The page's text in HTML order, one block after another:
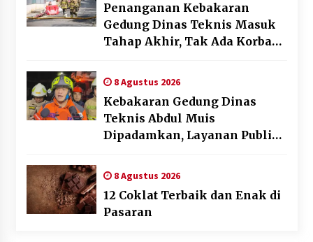
Penanganan Kebakaran
Gedung Dinas Teknis Masuk
Tahap Akhir, Tak Ada Korban
8 Agustus 2026
Kebakaran Gedung Dinas
Teknis Abdul Muis
Dipadamkan, Layanan Publik
8 Agustus 2026
12 Coklat Terbaik dan Enak di
Pasaran